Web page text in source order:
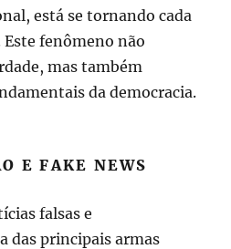
está se tornando cada
fenômeno não
mas também
da democracia.
E FAKE NEWS
falsas e
das principais armas